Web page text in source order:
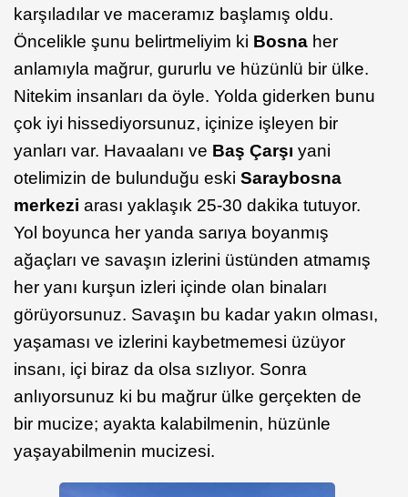
karşıladılar ve maceramız başlamış oldu.
Öncelikle şunu belirtmeliyim ki Bosna her
anlamıyla mağrur, gururlu ve hüzünlü bir ülke.
Nitekim insanları da öyle. Yolda giderken bunu
çok iyi hissediyorsunuz, içinize işleyen bir
yanları var. Havaalanı ve Baş Çarşı yani
otelimizin de bulunduğu eski Saraybosna
merkezi arası yaklaşık 25-30 dakika tutuyor.
Yol boyunca her yanda sarıya boyanmış
ağaçları ve savaşın izlerini üstünden atmamış
her yanı kurşun izleri içinde olan binaları
görüyorsunuz. Savaşın bu kadar yakın olması,
yaşaması ve izlerini kaybetmemesi üzüyor
insanı, içi biraz da olsa sızlıyor. Sonra
anlıyorsunuz ki bu mağrur ülke gerçekten de
bir mucize; ayakta kalabilmenin, hüzünle
yaşayabilmenin mucizesi.